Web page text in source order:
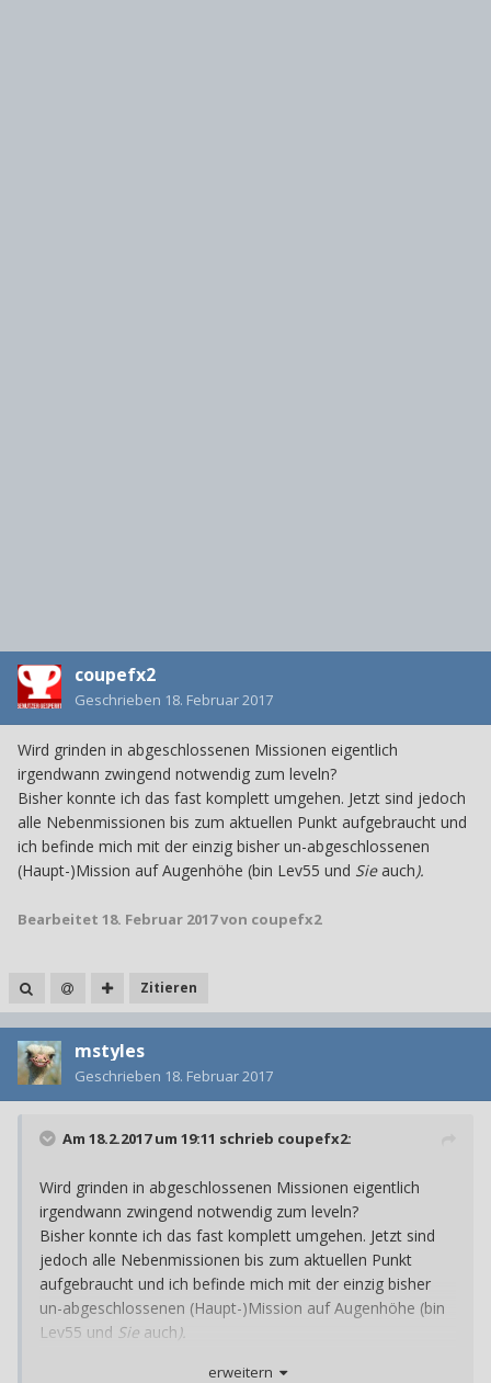
coupefx2
Geschrieben 18. Februar 2017
Wird grinden in abgeschlossenen Missionen eigentlich
irgendwann zwingend notwendig zum leveln?
Bisher konnte ich das fast komplett umgehen. Jetzt sind jedoch
alle Nebenmissionen bis zum aktuellen Punkt aufgebraucht und
ich befinde mich mit der einzig bisher un-abgeschlossenen
(Haupt-)Mission auf Augenhöhe (bin Lev55 und Sie auch).
Bearbeitet 18. Februar 2017von coupefx2
Zitieren
mstyles
Geschrieben 18. Februar 2017
Am 18.2.2017 um 19:11 schrieb coupefx2:
Wird grinden in abgeschlossenen Missionen eigentlich
irgendwann zwingend notwendig zum leveln?
Bisher konnte ich das fast komplett umgehen. Jetzt sind
jedoch alle Nebenmissionen bis zum aktuellen Punkt
aufgebraucht und ich befinde mich mit der einzig bisher
un-abgeschlossenen (Haupt-)Mission auf Augenhöhe (bin
Lev55 und Sie auch).
erweitern